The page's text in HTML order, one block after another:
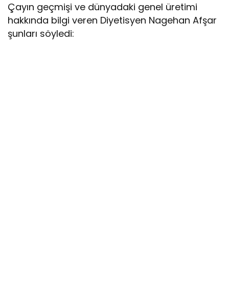
Çayın geçmişi ve dünyadaki genel üretimi
hakkında bilgi veren Diyetisyen Nagehan Afşar
şunları söyledi: